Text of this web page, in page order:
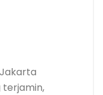
terjamin,